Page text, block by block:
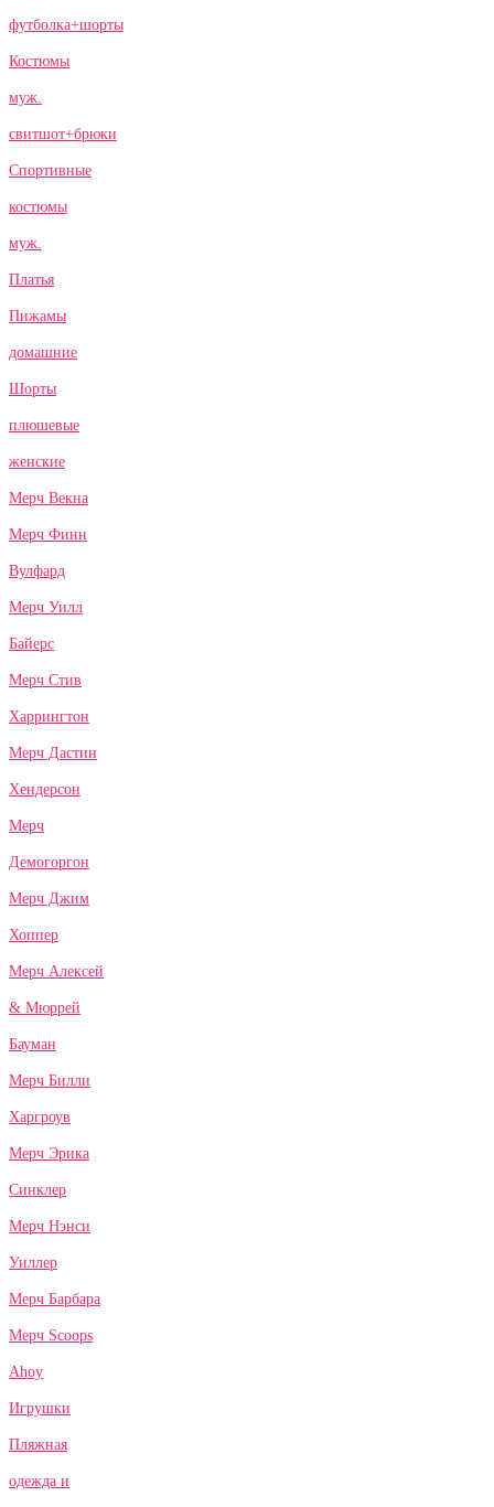
футболка+шорты
Костюмы
муж.
свитшот+брюки
Спортивные
костюмы
муж.
Платья
Пижамы
домашние
Шорты
плюшевые
женские
Мерч Векна
Мерч Финн
Вулфард
Мерч Уилл
Байерс
Мерч Стив
Харрингтон
Мерч Дастин
Хендерсон
Мерч
Демогоргон
Мерч Джим
Хоппер
Мерч Алексей
& Мюррей
Бауман
Мерч Билли
Харгроув
Мерч Эрика
Синклер
Мерч Нэнси
Уиллер
Мерч Барбара
Мерч Scoops
Ahoy
Игрушки
Пляжная
одежда и